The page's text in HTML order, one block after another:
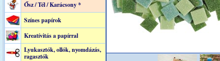
Ősz / Tél / Karácsony *
Színes papírok
Kreatívitás a papírral
Lyukasztók, ollók, nyomdázás,
ragasztók